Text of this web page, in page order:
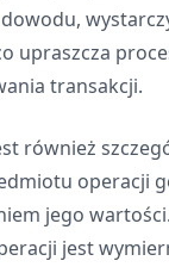
upraszcza
transakcji.
również
operacji
jego
jest